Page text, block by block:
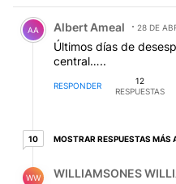
Comentario de Albert
AA Albert Ameal 28 DE
Últimos días de
central…..
RESPONDER
12
RESPUESTAS
1010 respuestas más
MOSTRAR RESPUESTAS MÁS
WW WILLIAMSONES